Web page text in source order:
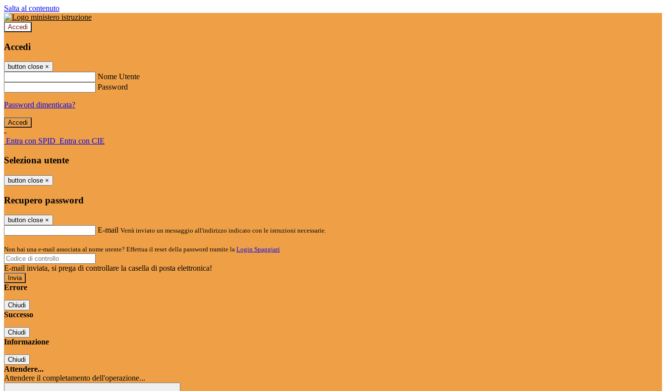
Salta al contenuto
Accedi
Accedi
button close ×
Nome Utente
Password
Password dimenticata?
-
Entra con SPID Entra con CIE
Seleziona utente
button close ×
Recupero password
button close ×
E-mail Verrà inviato un messaggio all'indirizzo indicato con le istruzioni necessarie.
Non hai una e-mail associata al nome utente? Effettua il reset della password tramite la Login Spaggiari
E-mail inviata, si prega di controllare la casella di posta elettronica!
Errore
Chiudi
Successo
Chiudi
Informazione
Chiudi
Attendere...
Attendere il completamento dell'operazione...